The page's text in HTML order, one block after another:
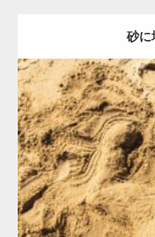
砂に
Category: 海のマッ
ダウンロー